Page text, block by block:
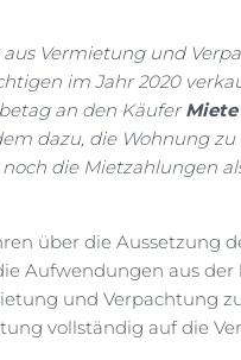
Vermietung und
im Jahr 2020
an den Käufer Miete
dazu, die Wohnung zu
die Mietzahlungen
über die Aussetzung
Aufwendungen aus
und Verpachtung
vollständig auf die